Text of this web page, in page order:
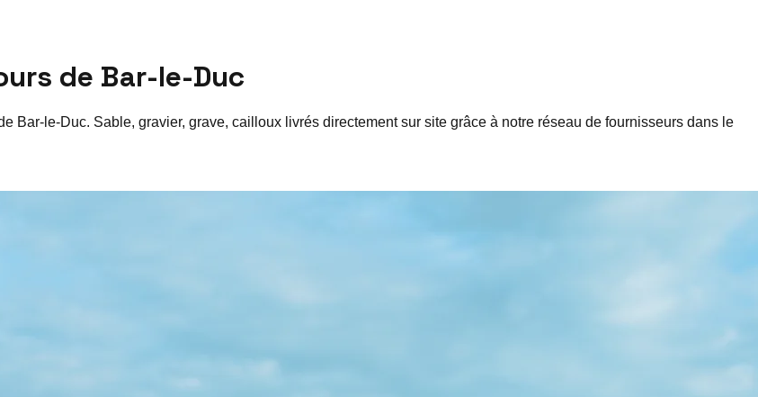
de Bar-le-Duc
Bar-le-Duc. Sable, gravier, grave, cailloux livrés directement sur site grâce à notre réseau de fournisseurs dans le